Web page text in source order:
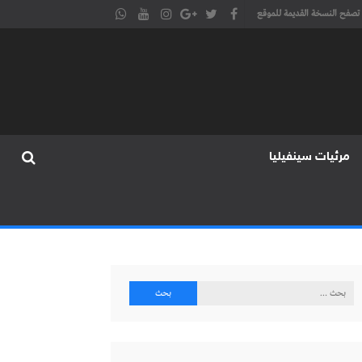
تصفح النسخة القديمة للموقع
مرئيات سينفيليا
البحث